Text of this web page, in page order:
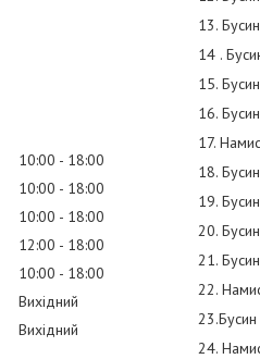
10:00
18:00
10:00
18:00
10:00
18:00
12:00
18:00
10:00
18:00
Вихідний
Вихідний
13.
14 .
15.
16.
17.
18.
19.
20.
21.
22.
23.Бусин
24.